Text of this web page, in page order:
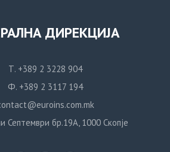
ДИРЕКЦИЈА
Т. +389 2 3228 904
Ф. +389 2 3117 194
Септември бр.19А, 1000 Скопје